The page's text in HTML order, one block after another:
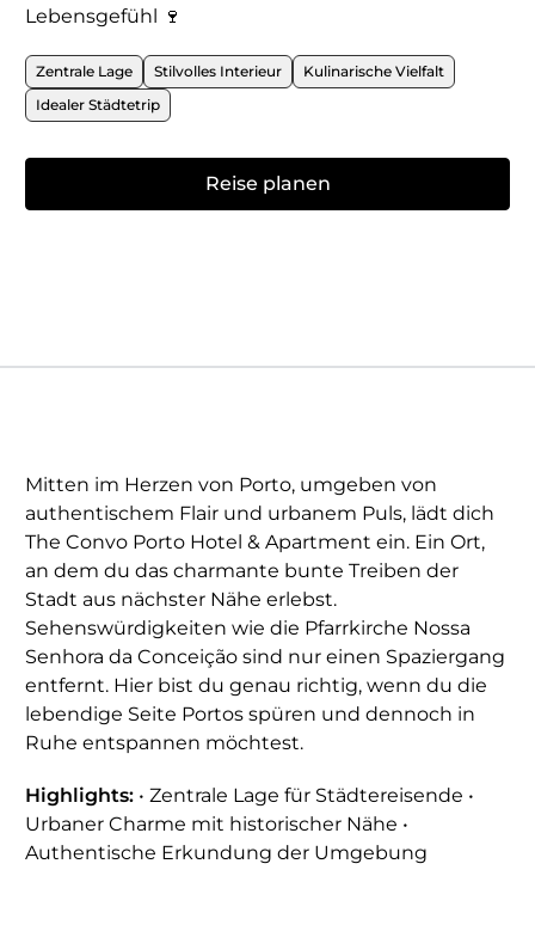
Lebensgefühl 🍷
Zentrale Lage Stilvolles Interieur
Kulinarische Vielfalt
Idealer Städtetrip
Reise planen
Mitten im Herzen von Porto, umgeben von
authentischem Flair und urbanem Puls, lädt dich
The Convo Porto Hotel & Apartment ein. Ein Ort,
an dem du das charmante bunte Treiben der
Stadt aus nächster Nähe erlebst.
Sehenswürdigkeiten wie die Pfarrkirche Nossa
Senhora da Conceição sind nur einen Spaziergang
entfernt. Hier bist du genau richtig, wenn du die
lebendige Seite Portos spüren und dennoch in
Ruhe entspannen möchtest.
Highlights: • Zentrale Lage für Städtereisende •
Urbaner Charme mit historischer Nähe •
Authentische Erkundung der Umgebung